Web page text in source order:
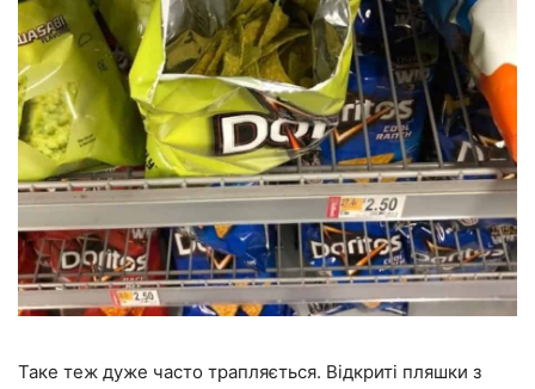
Таке теж дуже часто трапляється. Відкриті пляшки з